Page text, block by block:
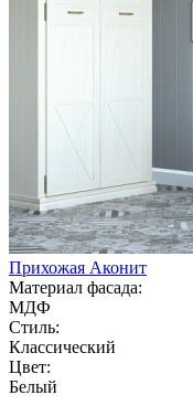
Прихожая Аконит
Материал фасада:
МДФ
Стиль:
Классический
Цвет:
Белый